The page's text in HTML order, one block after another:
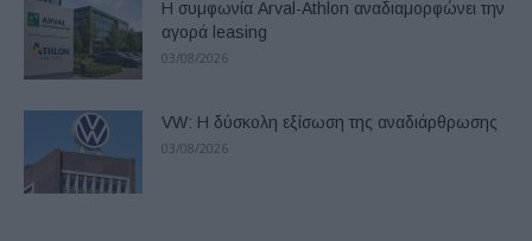
Η συμφωνία Arval-Athlon αναδιαμορφώνει την
αγορά leasing
03/08/2026
VW: Η δύσκολη εξίσωση της αναδιάρθρωσης
03/08/2026